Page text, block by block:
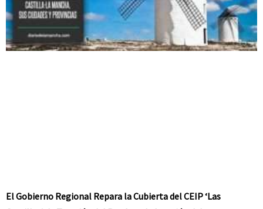
El Gobierno Regional Repara la Cubierta del CEIP ‘Las